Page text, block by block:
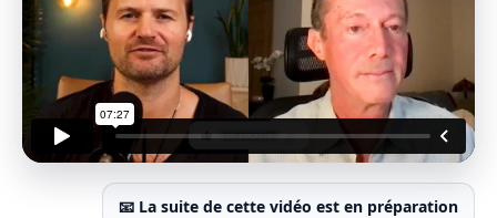
📧 La suite de cette vidéo est en préparation